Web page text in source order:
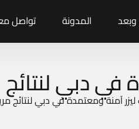
المدونة تواصل
في دبي
آمنة ومعتمدة في دبي لنتائج